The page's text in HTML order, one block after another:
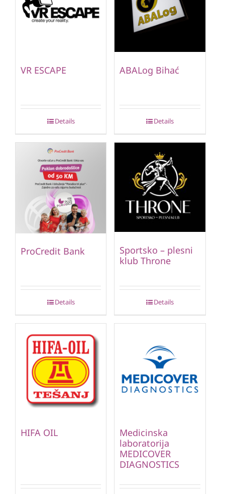
VR ESCAPE
Details
ABALog Bihać
Details
ProCredit Bank
Details
Sportsko – plesni
klub Throne
Details
HIFA OIL
Medicinska
laboratorija
MEDICOVER
DIAGNOSTICS